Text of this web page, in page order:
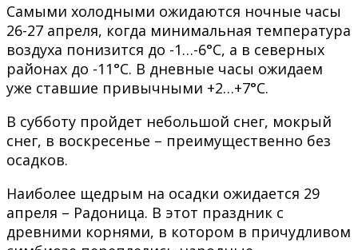
Самыми холодными ожидаются ночные часы
26-27 апреля, когда минимальная температура
воздуха понизится до -1…-6°С, а в северных
районах до -11°С. В дневные часы ожидаем
уже ставшие привычными +2…+7°С.
В субботу пройдет небольшой снег, мокрый
снег, в воскресенье – преимущественно без
осадков.
Наиболее щедрым на осадки ожидается 29
апреля – Радоница. В этот праздник с
древними корнями, в котором в причудливом